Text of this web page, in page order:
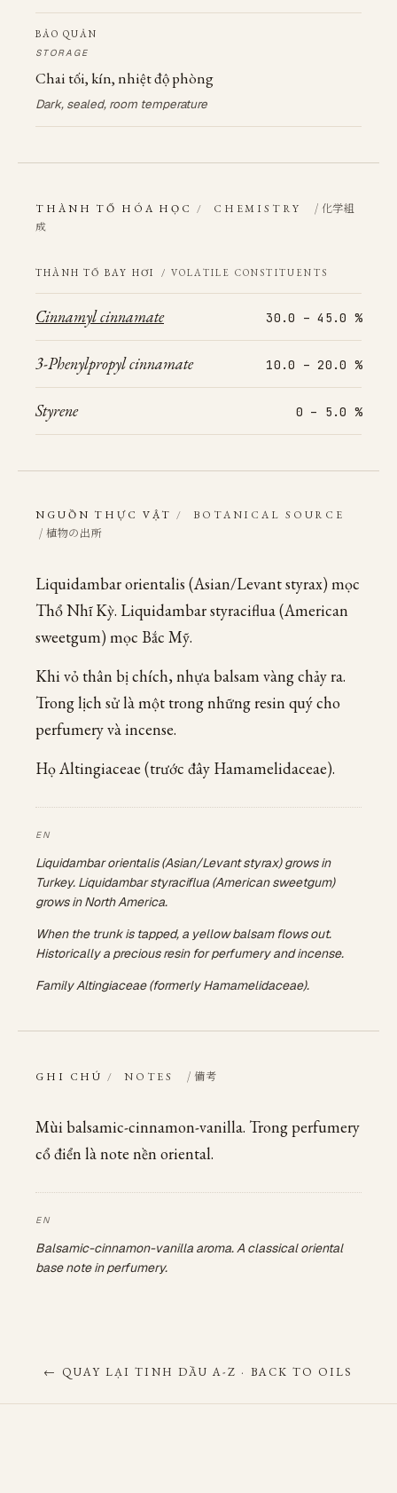
BẢO QUẢN
STORAGE
Chai tối, kín, nhiệt độ phòng
Dark, sealed, room temperature
THÀNH TỐ HÓA HỌC / CHEMISTRY
/ 化学組
成
THÀNH TỐ BAY HƠI / VOLATILE CONSTITUENTS
Cinnamyl cinnamate 30.0 – 45.0 %
3-Phenylpropyl cinnamate 10.0 – 20.0 %
Styrene 0 – 5.0 %
NGUỒN THỰC VẬT/ BOTANICAL SOURCE
/ 植物の出所
Liquidambar orientalis (Asian/Levant styrax) mọc
Thổ Nhĩ Kỳ. Liquidambar styraciflua (American
sweetgum) mọc Bắc Mỹ.
Khi vỏ thân bị chích, nhựa balsam vàng chảy ra.
Trong lịch sử là một trong những resin quý cho
perfumery và incense.
Họ Altingiaceae (trước đây Hamamelidaceae).
Liquidambar orientalis (Asian/Levant styrax) grows in
Turkey. Liquidambar styraciflua (American sweetgum)
grows in North America.
When the trunk is tapped, a yellow balsam flows out.
Historically a precious resin for perfumery and incense.
Family Altingiaceae (formerly Hamamelidaceae).
GHI CHÚ/ NOTES / 備考
Mùi balsamic-cinnamon-vanilla. Trong perfumery
cổ điển là note nền oriental.
Balsamic-cinnamon-vanilla aroma. A classical oriental
base note in perfumery.
← QUAY LẠI TINH DẦU A-Z · BACK TO OILS